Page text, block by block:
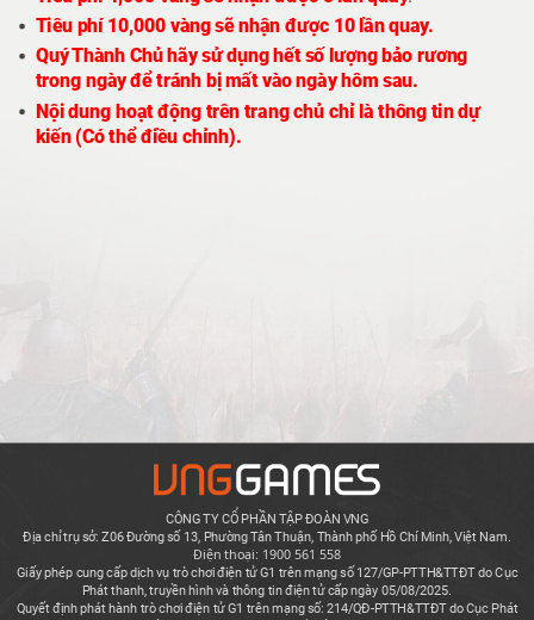
Tiêu phí 10,000 vàng sẽ nhận được 10 lần quay.
Quý Thành Chủ hãy sử dụng hết số lượng bảo rương
trong ngày để tránh bị mất vào ngày hôm sau.
Nội dung hoạt động trên trang chủ chỉ là thông tin dự
kiến (Có thể điều chỉnh).
CÔNG TY CỔ PHẦN TẬP ĐOÀN VNG
Địa chỉ trụ sở: Z06 Đường số 13, Phường Tân Thuận, Thành phố Hồ Chí Minh, Việt Nam.
Điện thoại: 1900 561 558
Giấy phép cung cấp dịch vụ trò chơi điện tử G1 trên mạng số 127/GP-PTTH&TTĐT do Cục
Phát thanh, truyền hình và thông tin điện tử cấp ngày 05/08/2025.
Quyết định phát hành trò chơi điện tử G1 trên mạng số: 214/QĐ-PTTH&TTĐT do Cục Phát